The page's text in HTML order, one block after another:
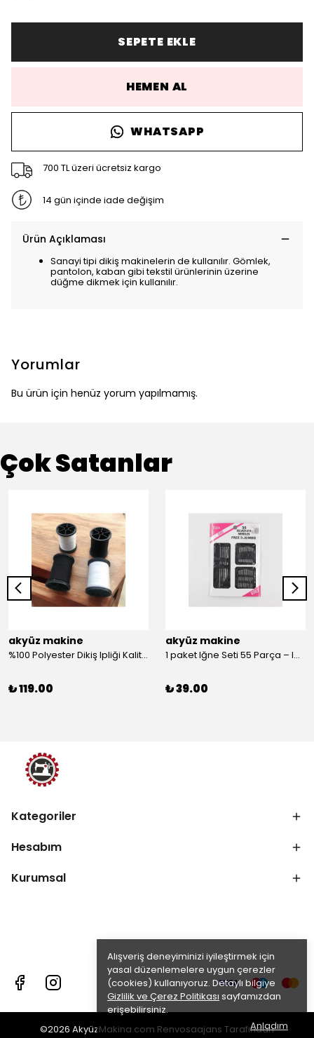
Alışveriş deneyiminizi iyileştirmek için
yasal düzenlemelere uygun çerezler
(cookies) kullanıyoruz. Detaylı bilgiye
Gizlilik ve Çerez Politikası sayfamızdan
erişebilirsiniz.
Anladım
SEPETE EKLE
HEMEN AL
WHATSAPP
700 TL üzeri ücretsiz kargo
14 gün içinde iade değişim
Ürün Açıklaması
Sanayi tipi dikiş makinelerin de kullanılır. Gömlek,
pantolon, kaban gibi tekstil ürünlerinin üzerine
düğme dikmek için kullanılır.
Yorumlar
Bu ürün için henüz yorum yapılmamış.
Çok Satanlar
akyüz makine
%100 Polyester Dikiş Ipliği Kaliteli 2 Adet Farklı Makara Ip Dikiş İpi Siyah&Beyaz 2'Li Set
₺ 119.00
akyüz makine
1 paket Iğne Seti 55 Parça – Iğne
₺ 39.00
Kategoriler
Hesabım
Kurumsal
©2026 AkyüzMakina.com Renvosaajans Tarafından